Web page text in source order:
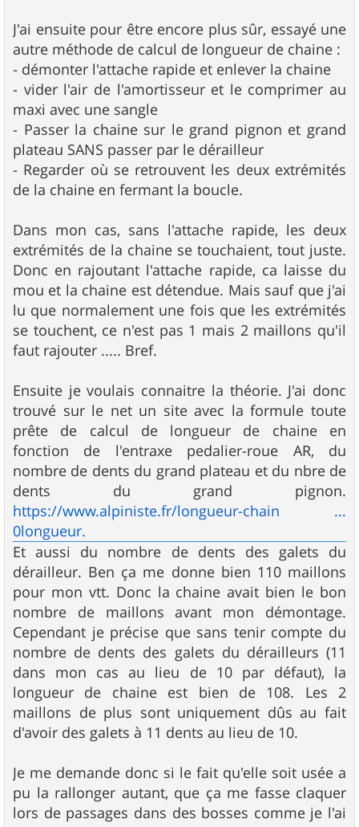
J'ai ensuite pour être encore plus sûr, essayé une
autre méthode de calcul de longueur de chaine :
- démonter l'attache rapide et enlever la chaine
- vider l'air de l'amortisseur et le comprimer au
maxi avec une sangle
- Passer la chaine sur le grand pignon et grand
plateau SANS passer par le dérailleur
- Regarder où se retrouvent les deux extrémités
de la chaine en fermant la boucle.
Dans mon cas, sans l'attache rapide, les deux
extrémités de la chaine se touchaient, tout juste.
Donc en rajoutant l'attache rapide, ca laisse du
mou et la chaine est détendue. Mais sauf que j'ai
lu que normalement une fois que les extrémités
se touchent, ce n'est pas 1 mais 2 maillons qu'il
faut rajouter ..... Bref.
Ensuite je voulais connaitre la théorie. J'ai donc
trouvé sur le net un site avec la formule toute
prête de calcul de longueur de chaine en
fonction de l'entraxe pedalier-roue AR, du
nombre de dents du grand plateau et du nbre de
dents du grand pignon.
https://www.alpiniste.fr/longueur-chain ...
0longueur.
Et aussi du nombre de dents des galets du
dérailleur. Ben ça me donne bien 110 maillons
pour mon vtt. Donc la chaine avait bien le bon
nombre de maillons avant mon démontage.
Cependant je précise que sans tenir compte du
nombre de dents des galets du dérailleurs (11
dans mon cas au lieu de 10 par défaut), la
longueur de chaine est bien de 108. Les 2
maillons de plus sont uniquement dûs au fait
d'avoir des galets à 11 dents au lieu de 10.
Je me demande donc si le fait qu'elle soit usée a
pu la rallonger autant, que ça me fasse claquer
lors de passages dans des bosses comme je l'ai